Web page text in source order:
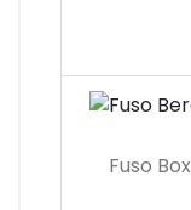
Fuso Box